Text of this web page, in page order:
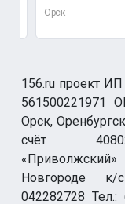
Орск
156.ru проект
561500221971
Орск,
счёт
Новгороде к/
042282728